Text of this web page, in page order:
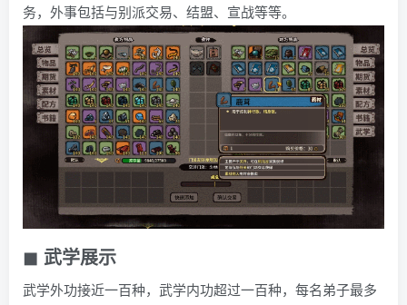
务，外事包括与别派交易、结盟、宣战等等。
◼ 武学展示
武学外功接近一百种，武学内功超过一百种，每名弟子最多